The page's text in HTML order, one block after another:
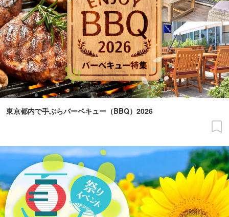
東京都内で手ぶらバーベキュー（BBQ）2026